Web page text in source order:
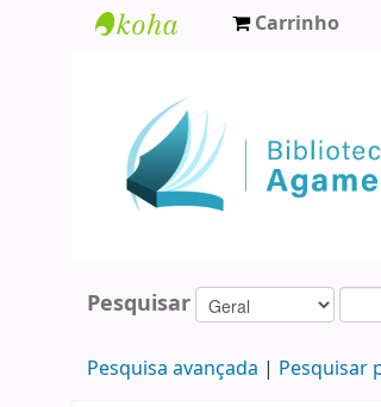
Agamenon
Magalhães
Carrinho
Pesquisar
Pesquisa avançada Pesquisar